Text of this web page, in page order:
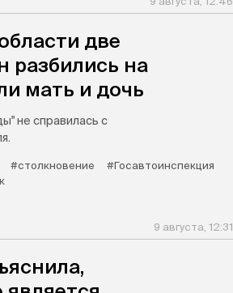
две
разбились на
мать и дочь
не справилась с
#столкновение
#Госавтоинспекция
9 августа, 12:31